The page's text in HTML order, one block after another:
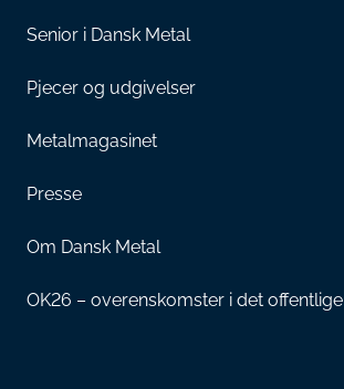
Senior i Dansk Metal
Pjecer og udgivelser
Metalmagasinet
Presse
Om Dansk Metal
OK26 – overenskomster i det offentlige